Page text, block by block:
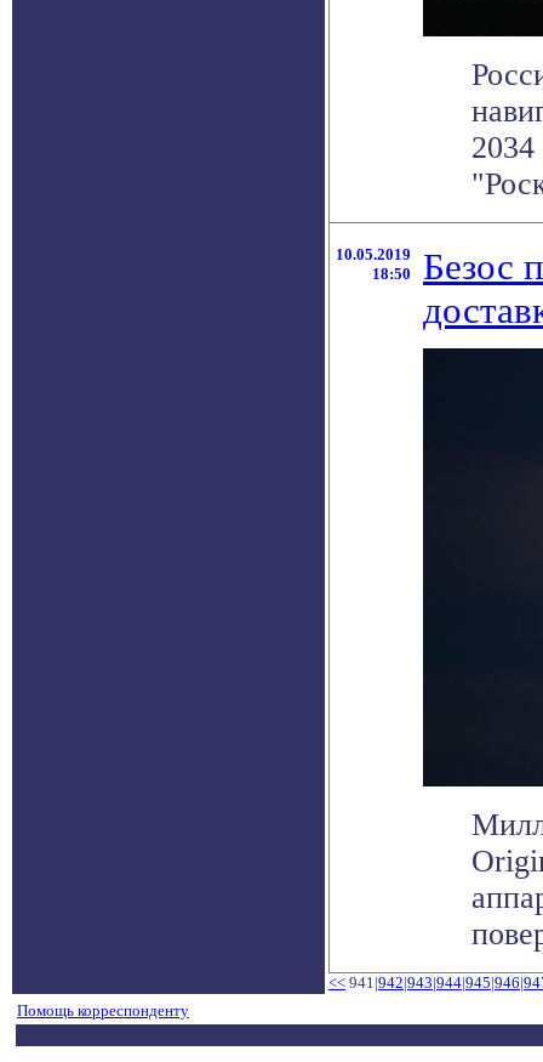
2034
10.05.2019
18:50
Безос
<< 941|942|943|944|945|946|
Помощь корреспонденту